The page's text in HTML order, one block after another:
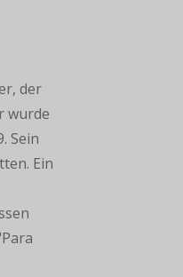
der
wurde
Sein
Ein